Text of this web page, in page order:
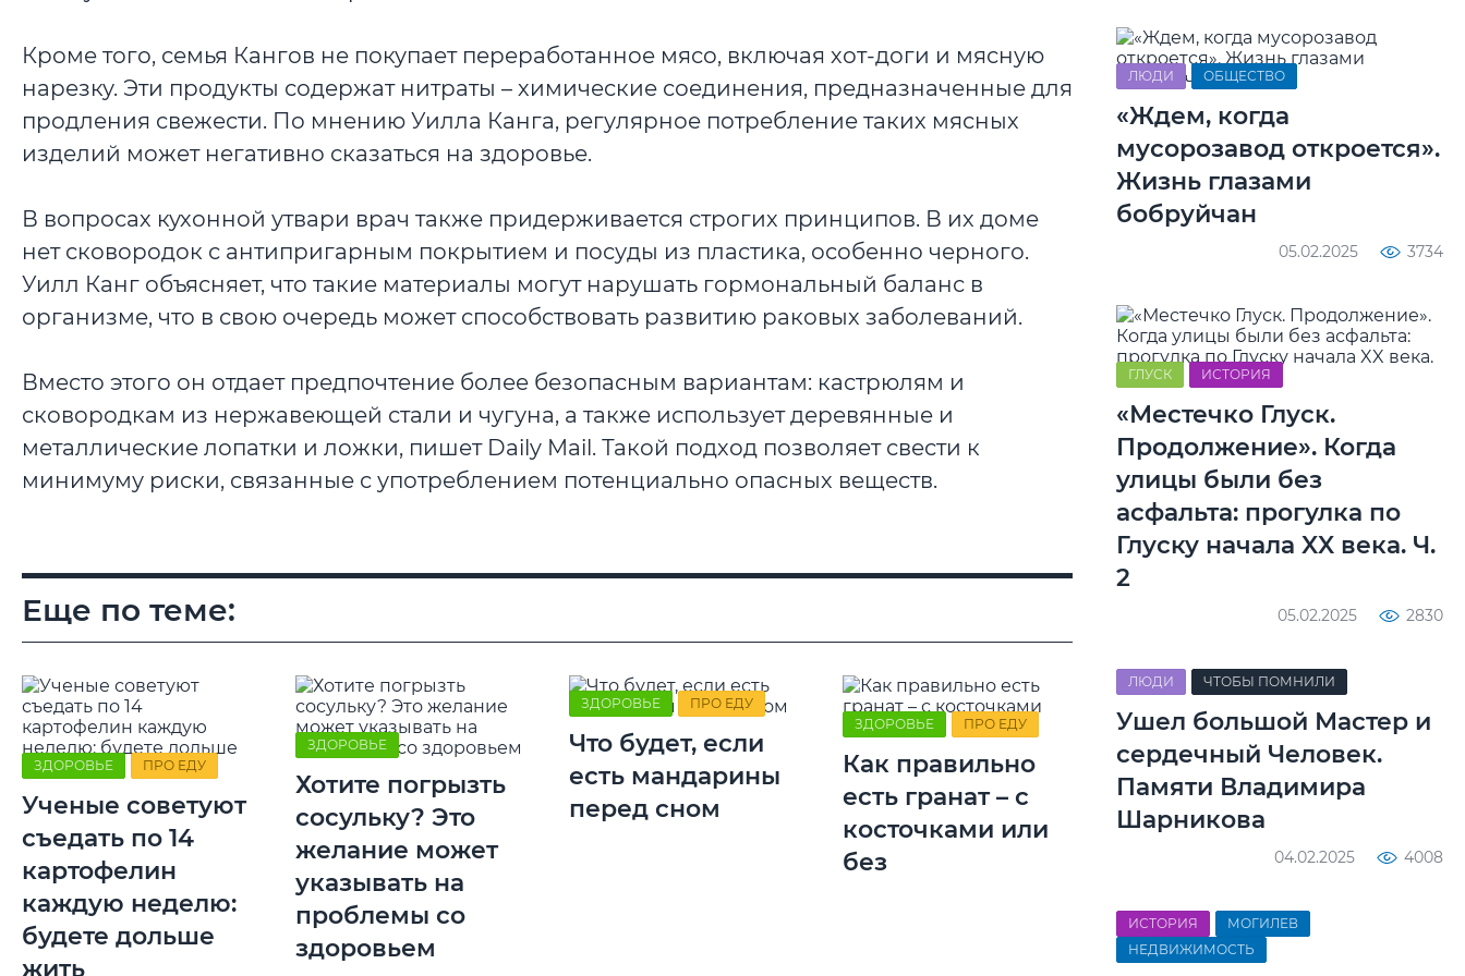
Кроме того, семья Кангов не покупает переработанное мясо, включая хот-доги и мясную
нарезку. Эти продукты содержат нитраты – химические соединения, предназначенные для
продления свежести. По мнению Уилла Канга, регулярное потребление таких мясных
изделий может негативно сказаться на здоровье.
В вопросах кухонной утвари врач также придерживается строгих принципов. В их доме
нет сковородок с антипригарным покрытием и посуды из пластика, особенно черного.
Уилл Канг объясняет, что такие материалы могут нарушать гормональный баланс в
организме, что в свою очередь может способствовать развитию раковых заболеваний.
Вместо этого он отдает предпочтение более безопасным вариантам: кастрюлям и
сковородкам из нержавеющей стали и чугуна, а также использует деревянные и
металлические лопатки и ложки, пишет Daily Mail. Такой подход позволяет свести к
минимуму риски, связанные с употреблением потенциально опасных веществ.
Еще по теме:
ЗДОРОВЬЕ ПРО ЕДУ
Ученые советуют
съедать по 14
картофелин
каждую неделю:
будете дольше
жить
ЗДОРОВЬЕ
Хотите погрызть
сосульку? Это
желание может
указывать на
проблемы со
здоровьем
ЗДОРОВЬЕ ПРО ЕДУ
Что будет, если
есть мандарины
перед сном
ЗДОРОВЬЕ ПРО ЕДУ
Как правильно
есть гранат – с
косточками или
без
ЛЮДИ ОБЩЕСТВО
«Ждем, когда
мусорозавод откроется».
Жизнь глазами
бобруйчан
05.02.2025 3734
ГЛУСК ИСТОРИЯ
«Местечко Глуск.
Продолжение». Когда
улицы были без
асфальта: прогулка по
Глуску начала XX века. Ч.
2
05.02.2025 2830
ЛЮДИ ЧТОБЫ ПОМНИЛИ
Ушел большой Мастер и
сердечный Человек.
Памяти Владимира
Шарникова
04.02.2025 4008
ИСТОРИЯ
МОГИЛЕВ
НЕДВИЖИМОСТЬ